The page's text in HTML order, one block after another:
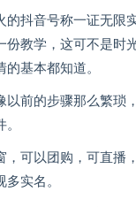
的抖音号称一证无限
份教学，这可不是时
基本都知道。
以前的步骤那么繁琐
，可以团购，可直播
实名。